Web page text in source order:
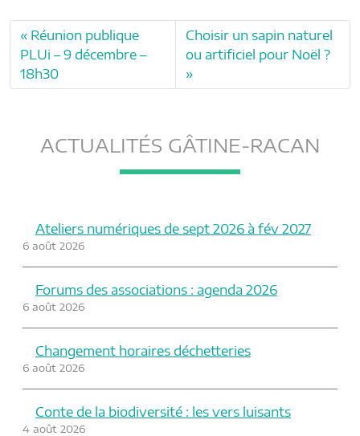
Réunion publique
PLUi – 9 décembre –
18h30
Choisir un sapin naturel
ou artificiel pour Noël ?
ACTUALITÉS GÂTINE-RACAN
Ateliers numériques de sept 2026 à fév 2027
6 août 2026
Forums des associations : agenda 2026
6 août 2026
Changement horaires déchetteries
6 août 2026
Conte de la biodiversité : les vers luisants
4 août 2026